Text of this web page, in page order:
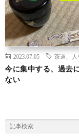
2023.07.05 茶道、人
今に集中する、過去
ない